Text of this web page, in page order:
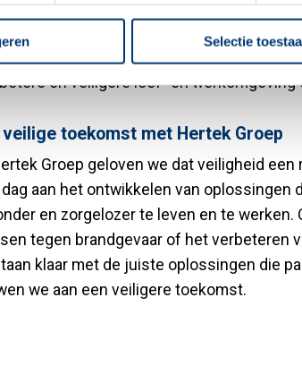
Selectie
en hun bewoners, ongeacht
en aanvullende diensten
en ondersteunen ze cliënten op
en veiligere leef- en werkomgeving
veilige toekomst met Hertek Groep
Groep geloven we dat veiligheid
aan het ontwikkelen van oplossingen
en zorgelozer te leven en te
tegen brandgevaar of het verbeteren
klaar met de juiste oplossingen die
we aan een veiligere toekomst.